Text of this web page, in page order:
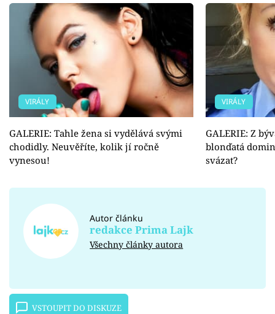
VIRÁLY
GALERIE: Tahle žena si vydělává svými
chodidly. Neuvěříte, kolik jí ročně
vynesou!
VIRÁLY
GALERIE: Z
blonďatá
svázat?
Autor článku
redakce Prima Lajk
Všechny články autora
VSTOUPIT DO DISKUZE